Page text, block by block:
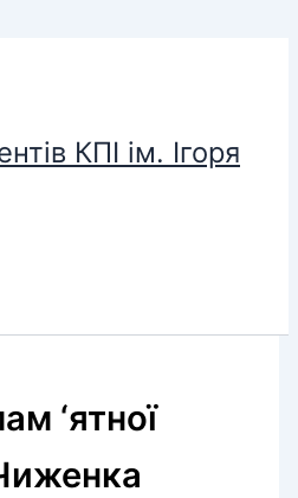
КПІ ім. Ігоря
‘ятної